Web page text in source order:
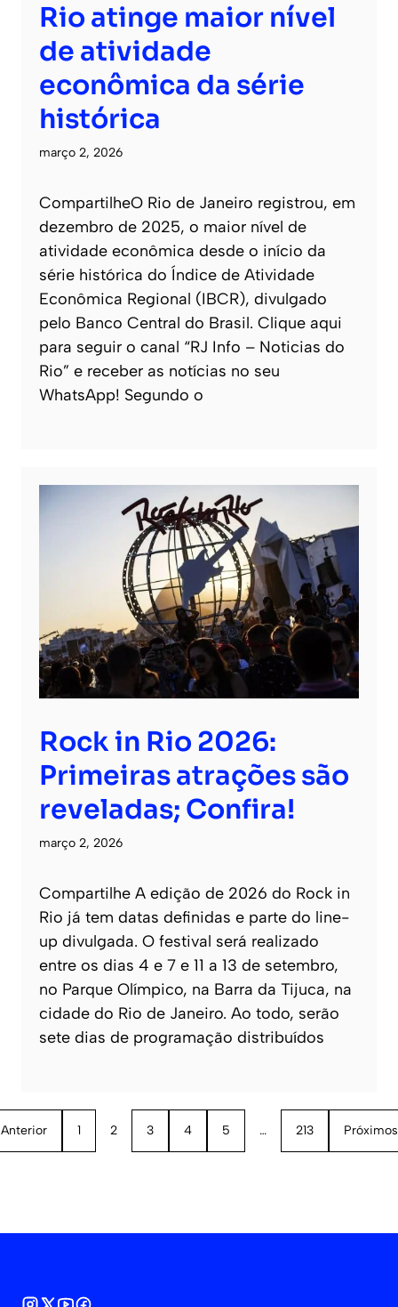
Rio atinge maior nível
de atividade
econômica da série
histórica
março 2, 2026
CompartilheO Rio de Janeiro registrou, em
dezembro de 2025, o maior nível de
atividade econômica desde o início da
série histórica do Índice de Atividade
Econômica Regional (IBCR), divulgado
pelo Banco Central do Brasil. Clique aqui
para seguir o canal “RJ Info – Noticias do
Rio” e receber as notícias no seu
WhatsApp! Segundo o
Rock in Rio 2026:
Primeiras atrações são
reveladas; Confira!
março 2, 2026
Compartilhe A edição de 2026 do Rock in
Rio já tem datas definidas e parte do line-
up divulgada. O festival será realizado
entre os dias 4 e 7 e 11 a 13 de setembro,
no Parque Olímpico, na Barra da Tijuca, na
cidade do Rio de Janeiro. Ao todo, serão
sete dias de programação distribuídos
Anterior 1 2 3 4 5 … 213 Próximos